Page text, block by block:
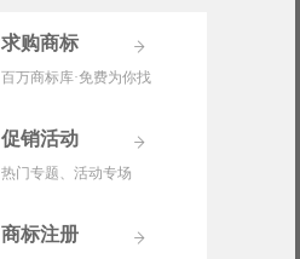
求购商标
百万商标库·免费为你找
促销活动
热门专题、活动专场
商标注册